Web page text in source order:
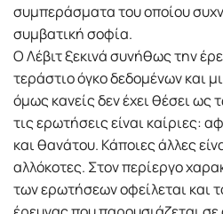
συμπεράσματα του οποίου
συμβατική σοφία.
Ο Λέβιτ ξεκινά συνήθως την
τεράστιο όγκο δεδομένων και
όμως κανείς δεν έχει θέσει
τις ερωτήσεις είναι καίριες:
και θανάτου. Κάποιες άλλες
αλλόκοτες. Στον περίεργο
των ερωτήσεων οφείλεται και